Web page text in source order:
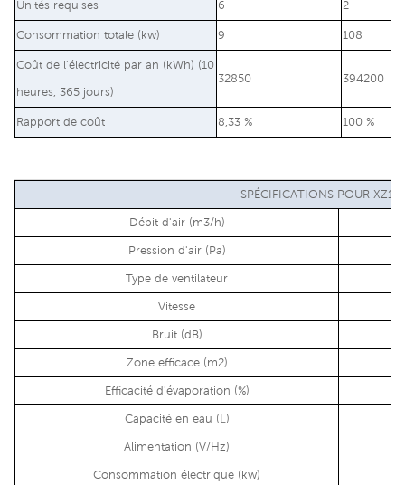
Unités requises 6 2
Consommation totale (kw) 9 108
Coût de l'électricité par an (kWh) (10
heures, 365 jours)
32850 394200
Rapport de coût 8,33 % 100 %
SPÉCIFICATIONS POUR
Débit d'air (m3/h)
Pression d'air (Pa)
Type de ventilateur
Vitesse
Bruit (dB)
Zone efficace (m2)
Efficacité d'évaporation (%)
Capacité en eau (L)
Alimentation (V/Hz)
Consommation électrique (kw)